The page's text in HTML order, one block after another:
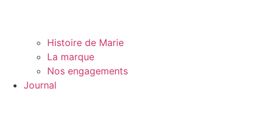
Histoire de Marie
La marque
Nos engagements
Journal